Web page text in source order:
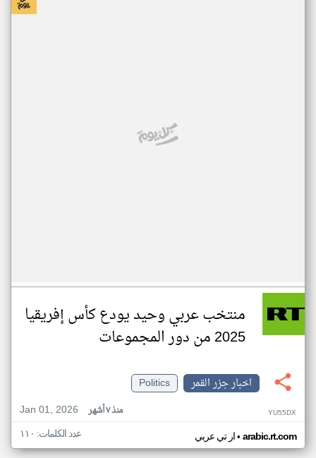
منتخب عربي وحيد يودع كأس إفريقيا
2025 من دور المجموعات
اخبار جزر القمر
Politics
Jan 01, 2026
منذ ٧ أشهر YU55DX
ار تي عربي• arabic.rt.com عدد الكلمات: ١١٠